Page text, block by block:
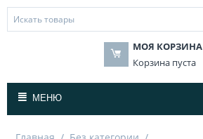
МОЯ КОРЗИНА
Корзина пуста
МЕНЮ